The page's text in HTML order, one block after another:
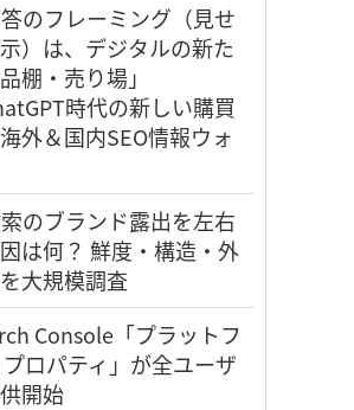
のフレーミング（見せ
）は、デジタルの新た
棚・売り場」
時代の新しい購買
外＆国内SEO情報ウォ
のブランド露出を左右
は何？ 鮮度・構造・外
大規模調査
Console「プラットフ
プロパティ」が全ユーザ
開始